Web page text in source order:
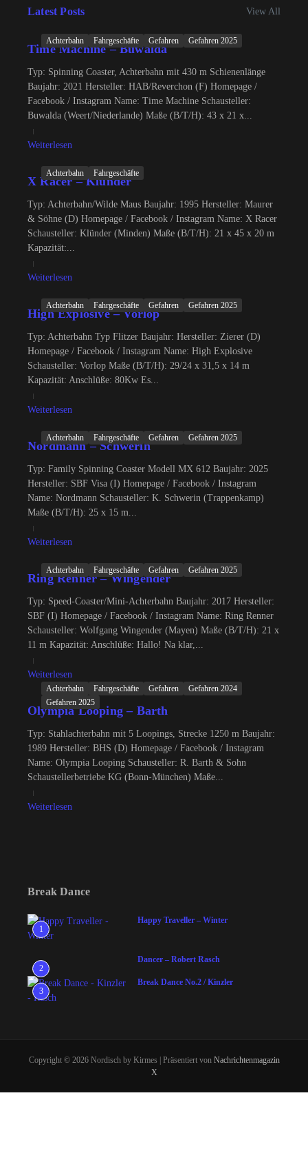
Latest Posts View All
Achterbahn Fahrgeschäfte Gefahren Gefahren 2025
Time Machine – Buwalda
Typ: Spinning Coaster, Achterbahn mit 430 m Schienenlänge
Baujahr: 2021 Hersteller: HAB/Reverchon (F) Homepage /
Facebook / Instagram Name: Time Machine Schausteller:
Buwalda (Weert/Niederlande) Maße (B/T/H): 43 x 21 x...
Weiterlesen
Achterbahn Fahrgeschäfte
X Racer – Klünder
Typ: Achterbahn/Wilde Maus Baujahr: 1995 Hersteller: Maurer
& Söhne (D) Homepage / Facebook / Instagram Name: X Racer
Schausteller: Klünder (Minden) Maße (B/T/H): 21 x 45 x 20 m
Kapazität:...
Weiterlesen
Achterbahn Fahrgeschäfte Gefahren Gefahren 2025
High Explosive – Vorlop
Typ: Achterbahn Typ Flitzer Baujahr: Hersteller: Zierer (D)
Homepage / Facebook / Instagram Name: High Explosive
Schausteller: Vorlop Maße (B/T/H): 29/24 x 31,5 x 14 m
Kapazität: Anschlüße: 80Kw Es...
Weiterlesen
Achterbahn Fahrgeschäfte Gefahren Gefahren 2025
Nordmann – Schwerin
Typ: Family Spinning Coaster Modell MX 612 Baujahr: 2025
Hersteller: SBF Visa (I) Homepage / Facebook / Instagram
Name: Nordmann Schausteller: K. Schwerin (Trappenkamp)
Maße (B/T/H): 25 x 15 m...
Weiterlesen
Achterbahn Fahrgeschäfte Gefahren Gefahren 2025
Ring Renner – Wingender
Typ: Speed-Coaster/Mini-Achterbahn Baujahr: 2017 Hersteller:
SBF (I) Homepage / Facebook / Instagram Name: Ring Renner
Schausteller: Wolfgang Wingender (Mayen) Maße (B/T/H): 21 x
11 m Kapazität: Anschlüße: Hallo! Na klar,...
Weiterlesen
Achterbahn Fahrgeschäfte Gefahren
Gefahren 2024
Gefahren 2025
Olympia Looping – Barth
Typ: Stahlachterbahn mit 5 Loopings, Strecke 1250 m Baujahr:
1989 Hersteller: BHS (D) Homepage / Facebook / Instagram
Name: Olympia Looping Schausteller: R. Barth & Sohn
Schaustellerbetriebe KG (Bonn-München) Maße...
Weiterlesen
Break Dance
1
Happy Traveller – Winter
2
Dancer – Robert Rasch
3
Break Dance No.2 / Kinzler
Copyright © 2026 Nordisch by Kirmes | Präsentiert von Nachrichtenmagazin
X